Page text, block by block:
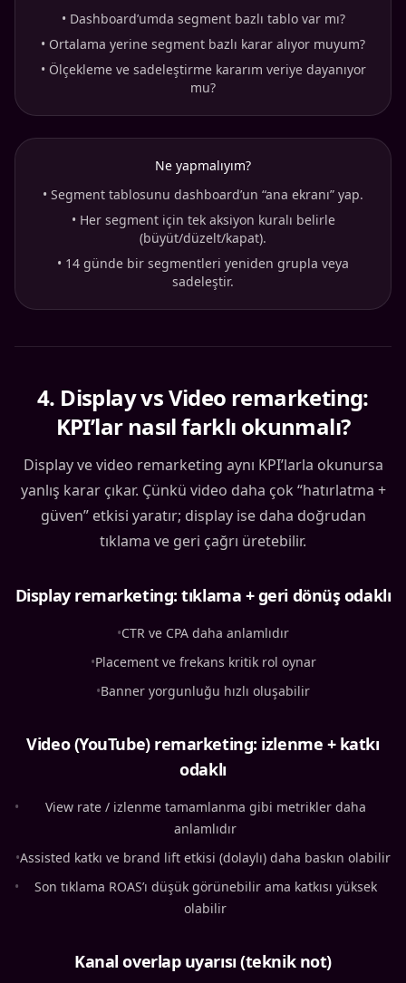
• Dashboard’umda segment bazlı tablo var mı?
• Ortalama yerine segment bazlı karar alıyor muyum?
• Ölçekleme ve sadeleştirme kararım veriye dayanıyor
mu?
Ne yapmalıyım?
• Segment tablosunu dashboard’un “ana ekranı” yap.
• Her segment için tek aksiyon kuralı belirle
(büyüt/düzelt/kapat).
• 14 günde bir segmentleri yeniden grupla veya
sadeleştir.
4. Display vs Video remarketing:
KPI’lar nasıl farklı okunmalı?
Display ve video remarketing aynı KPI’larla okunursa
yanlış karar çıkar. Çünkü video daha çok “hatırlatma +
güven” etkisi yaratır; display ise daha doğrudan
tıklama ve geri çağrı üretebilir.
Display remarketing: tıklama + geri dönüş odaklı
•CTR ve CPA daha anlamlıdır
•Placement ve frekans kritik rol oynar
•Banner yorgunluğu hızlı oluşabilir
Video (YouTube) remarketing: izlenme + katkı
odaklı
•
View rate / izlenme tamamlanma gibi metrikler daha
anlamlıdır
•Assisted katkı ve brand lift etkisi (dolaylı) daha baskın olabilir
•
Son tıklama ROAS’ı düşük görünebilir ama katkısı yüksek
olabilir
Kanal overlap uyarısı (teknik not)